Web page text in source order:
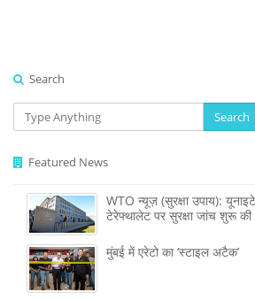
Search
Search
Featured News
WTO न्यूज़ (सुरक्षा उपाय):
टेरेफ्थालेट पर सुरक्षा जांच शुरू की
मुंबई में एरेटो का ‘स्टाइल अटैक’